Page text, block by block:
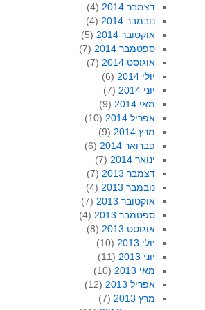
דצמבר 2014
(4)
נובמבר 2014
(4)
אוקטובר 2014
(5)
ספטמבר 2014
(7)
אוגוסט 2014
(7)
יולי 2014
(6)
יוני 2014
(7)
מאי 2014
(9)
אפריל 2014
(10)
מרץ 2014
(9)
פברואר 2014
(6)
ינואר 2014
(7)
דצמבר 2013
(7)
נובמבר 2013
(4)
אוקטובר 2013
(7)
ספטמבר 2013
(4)
אוגוסט 2013
(8)
יולי 2013
(10)
יוני 2013
(11)
מאי 2013
(10)
אפריל 2013
(12)
מרץ 2013
(7)